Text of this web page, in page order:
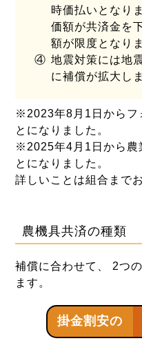
時価払いとなり
価額が共済金を
額が限度となり
④ 地震対策には地
に補償が拡大し
※2023年8月1日からフ
とになりました。
※2025年4月1日から農
とになりました。
詳しいことは組合まで
農機具共済の種類
補償に合わせて、 2つ
ます。
掛金割安の